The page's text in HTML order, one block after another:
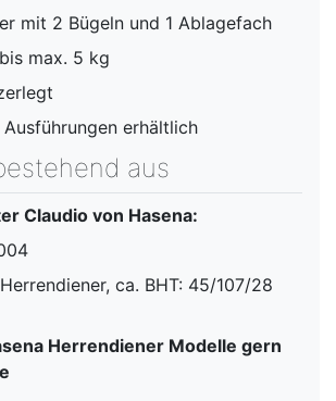
mit 2 Bügeln und 1 Ablagefach
max. 5 kg
erhältlich
aus
Claudiovon Hasena:
ca. BHT: 45/107/28
Herrendiener Modelle gern